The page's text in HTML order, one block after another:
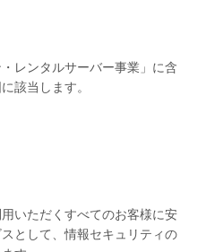
レンタルサーバー事業」に含
該当します。
いただくすべてのお客様に安
として、情報セキュリティの